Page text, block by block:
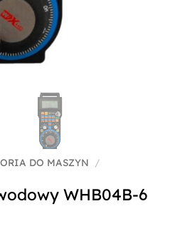
DO MASZYN
/
WHB04B-6